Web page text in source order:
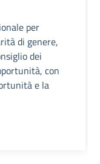
per
di genere,
dei
con
e la